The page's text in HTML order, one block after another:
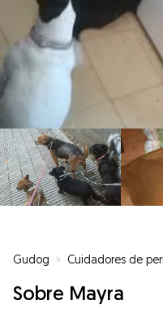
Gudog » Cuidadores de
Sobre Mayra